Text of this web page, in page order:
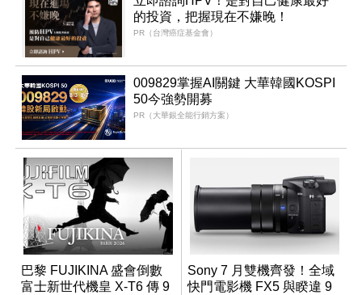
的投資，把握現在不嫌晚！
PR（台灣癌症基金會）
009829掌握AI關鍵 大華韓國KOSPI
50今強勢開募
PR（大華銀全能行銷方案）
巴黎 FUJIKINA 盛會倒數
富士新世代機皇 X-T6 傳 9
Sony 7 月雙機齊發！全域
快門電影機 FX5 與睽違 9